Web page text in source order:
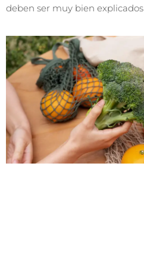
deben ser muy bien explicados